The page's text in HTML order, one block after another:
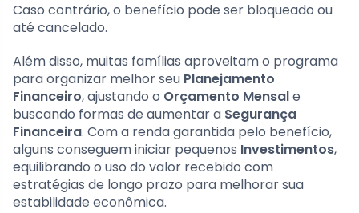
Caso contrário, o benefício pode ser bloqueado ou
até cancelado.
Além disso, muitas famílias aproveitam o programa
para organizar melhor seu Planejamento
Financeiro, ajustando o Orçamento Mensale
buscando formas de aumentar a Segurança
Financeira. Com a renda garantida pelo benefício,
alguns conseguem iniciar pequenos Investimentos,
equilibrando o uso do valor recebido com
estratégias de longo prazo para melhorar sua
estabilidade econômica.